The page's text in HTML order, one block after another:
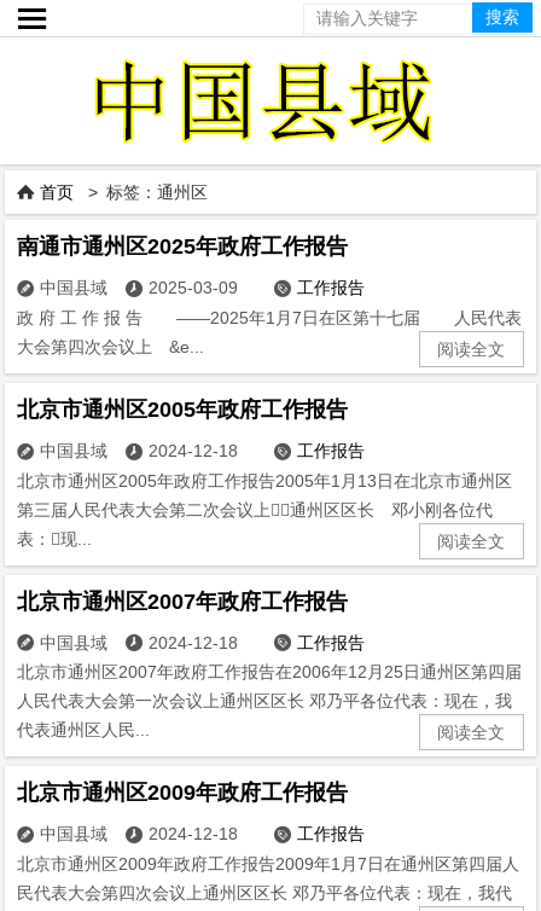

 首页 > 标签：通州区
南通市通州区2025年政府工作报告
 中国县域  2025-03-09  工作报告
政 府 工 作 报 告 ——2025年1月7日在区第十七届 人民代表
大会第四次会议上 &e...
阅读全文
北京市通州区2005年政府工作报告
 中国县域  2024-12-18  工作报告
北京市通州区2005年政府工作报告2005年1月13日在北京市通州区
第三届人民代表大会第二次会议上通州区区长 邓小刚各位代
表：现...
阅读全文
北京市通州区2007年政府工作报告
 中国县域  2024-12-18  工作报告
北京市通州区2007年政府工作报告在2006年12月25日通州区第四届
人民代表大会第一次会议上通州区区长 邓乃平各位代表：现在，我
代表通州区人民...
阅读全文
北京市通州区2009年政府工作报告
 中国县域  2024-12-18  工作报告
北京市通州区2009年政府工作报告2009年1月7日在通州区第四届人
民代表大会第四次会议上通州区区长 邓乃平各位代表：现在，我代